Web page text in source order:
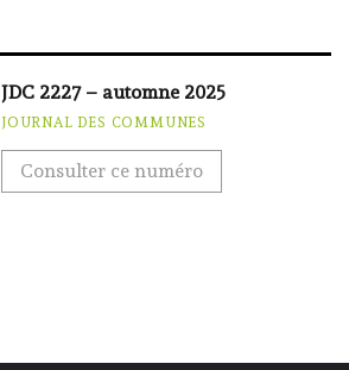
JDC 2227 – automne 2025
JOURNAL DES COMMUNES
Consulter ce numéro